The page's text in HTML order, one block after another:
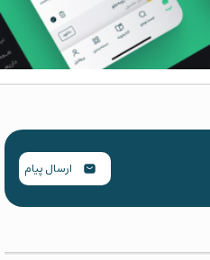
ارسال پیام